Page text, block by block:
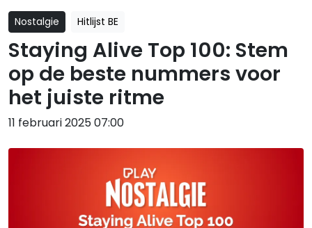
Nostalgie Hitlijst BE
Staying Alive Top 100: Stem
op de beste nummers voor
het juiste ritme
11 februari 2025 07:00